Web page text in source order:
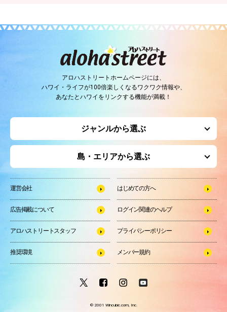
アロハストリートホームページには、
ハワイ・ライフが100倍楽しくなるワクワク情報や、
あなたとハワイをリンクする機能が満載！
ジャンルから選ぶ
島・エリアから選ぶ
運営会社 はじめての方へ
広告掲載について ログイン関連のヘルプ
アロハストリートスタッフ プライバシーポリシー
推奨環境 メンバー規約
© 2001 Wincubic.com, Inc.